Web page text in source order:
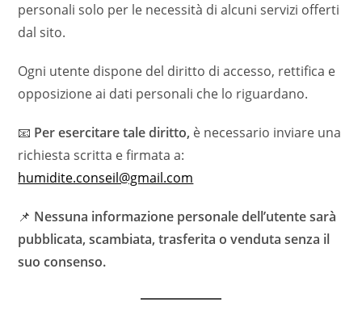
personali solo per le necessità di alcuni servizi offerti
dal sito.
Ogni utente dispone del diritto di accesso, rettifica e
opposizione ai dati personali che lo riguardano.
📧 Per esercitare tale diritto, è necessario inviare una
richiesta scritta e firmata a:
humidite.conseil@gmail.com
📌 Nessuna informazione personale dell’utente sarà
pubblicata, scambiata, trasferita o venduta senza il
suo consenso.